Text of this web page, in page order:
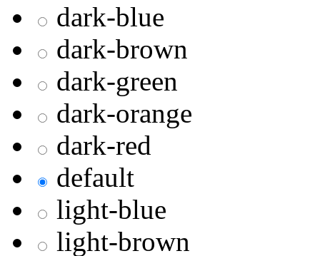
dark-blue
dark-brown
dark-green
dark-orange
dark-red
default
light-blue
light-brown